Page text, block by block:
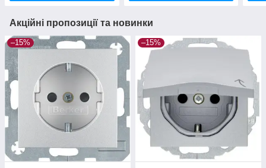
Акційні пропозиції та новинки
–15% –15%